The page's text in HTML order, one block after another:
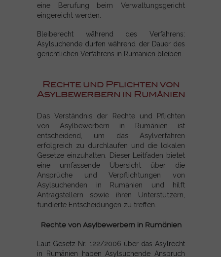
eine Berufung beim Verwaltungsgericht
eingereicht werden.
Bleiberecht während des Verfahrens:
Asylsuchende dürfen während der Dauer des
gerichtlichen Verfahrens in Rumänien bleiben.
Rechte und Pflichten von
Asylbewerbern in Rumänien
Das Verständnis der Rechte und Pflichten
von Asylbewerbern in Rumänien ist
entscheidend, um das Asylverfahren
erfolgreich zu durchlaufen und die lokalen
Gesetze einzuhalten. Dieser Leitfaden bietet
eine umfassende Übersicht über die
Ansprüche und Verpflichtungen von
Asylsuchenden in Rumänien und hilft
Antragstellern sowie ihren Unterstützern,
fundierte Entscheidungen zu treffen.
Rechte von Asylbewerbern in Rumänien
Laut Gesetz Nr. 122/2006 über das Asylrecht
in Rumänien haben Asylsuchende Anspruch